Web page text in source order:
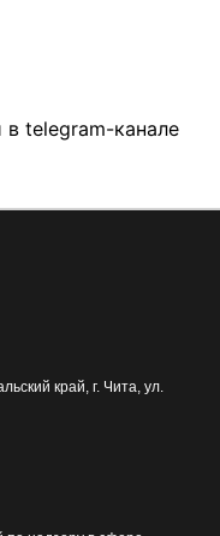
telegram-канале
край, г. Чита, ул.